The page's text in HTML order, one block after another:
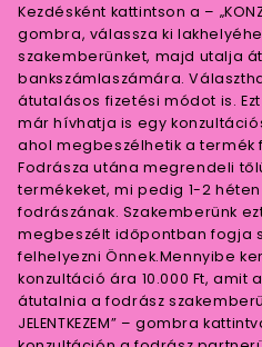
Kezdésként kattintson a –
gombra, válassza ki
szakemberünket, majd utalja
bankszámlaszámára.
átutalásos fizetési módot is.
már hívhatja is egy
ahol megbeszélhetik a termék
Fodrásza utána megrendeli
termékeket, mi pedig 1-2
fodrászának. Szakemberünk
megbeszélt időpontban fogja
felhelyezni Önnek.Mennyibe
konzultáció ára 10.000 Ft,
átutalnia a fodrász
JELENTKEZEM” – gombra